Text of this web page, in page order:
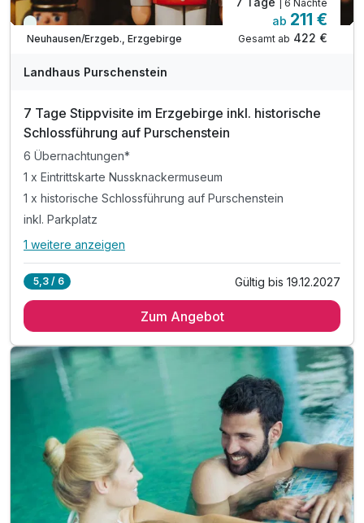
Viele Termine frei
Neuhausen/Erzgeb., Erzgebirge
| 6 Nächte
ab 211 €
Gesamt ab 422 €
Landhaus Purschenstein
7 Tage Stippvisite im Erzgebirge inkl. historische
Schlossführung auf Purschenstein
6 Übernachtungen*
1 x Eintrittskarte Nussknackermuseum
1 x historische Schlossführung auf Purschenstein
inkl. Parkplatz
Alle Inklusivleistungen
1 x Eintrittskarte Nussknackermuseum
inkl. Parkplatz
inkl. W-LAN
1 weitere anzeigen
5,3 / 6 Gültig bis 19.12.2027
Zum Angebot